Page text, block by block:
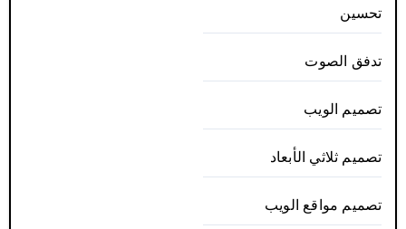
تحسين
تدفق الصوت
تصميم الويب
تصميم ثلاثي الأبعاد
تصميم مواقع الويب